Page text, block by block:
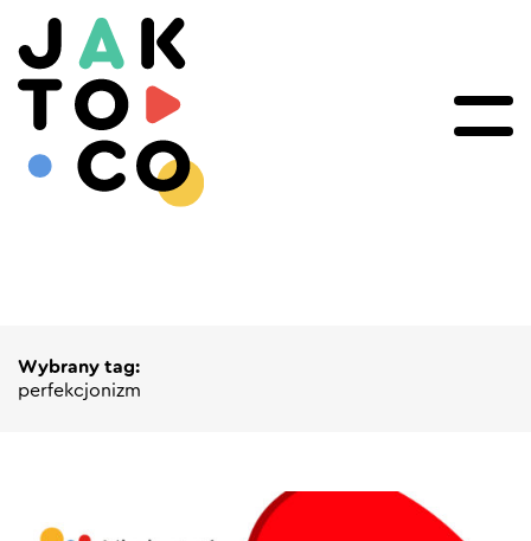
Wybrany tag:
perfekcjonizm